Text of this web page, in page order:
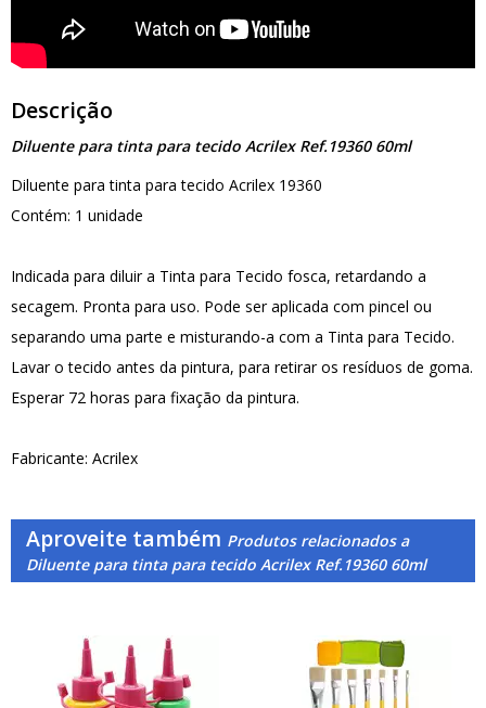
Descrição
Diluente para tinta para tecido Acrilex Ref.19360 60ml
Diluente para tinta para tecido Acrilex 19360
Contém: 1 unidade
Indicada para diluir a Tinta para Tecido fosca, retardando a
secagem. Pronta para uso. Pode ser aplicada com pincel ou
separando uma parte e misturando-a com a Tinta para Tecido.
Lavar o tecido antes da pintura, para retirar os resíduos de goma.
Esperar 72 horas para fixação da pintura.
Fabricante: Acrilex
Aproveite também Produtos relacionados a
Diluente para tinta para tecido Acrilex Ref.19360 60ml